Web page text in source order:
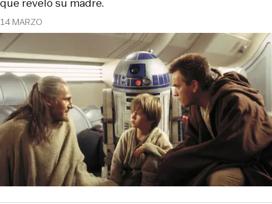
14 MARZO